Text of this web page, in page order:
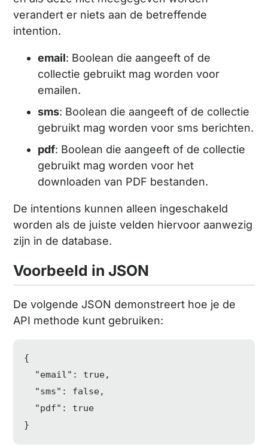
verandert er niets aan de betreffende
intention.
email: Boolean die aangeeft of de
collectie gebruikt mag worden voor
emailen.
sms: Boolean die aangeeft of de collectie
gebruikt mag worden voor sms berichten.
pdf: Boolean die aangeeft of de collectie
gebruikt mag worden voor het
downloaden van PDF bestanden.
De intentions kunnen alleen ingeschakeld
worden als de juiste velden hiervoor aanwezig
zijn in de database.
Voorbeeld in JSON
De volgende JSON demonstreert hoe je de
API methode kunt gebruiken:
{
"email" : true,
"sms" : false,
"pdf" : true
}